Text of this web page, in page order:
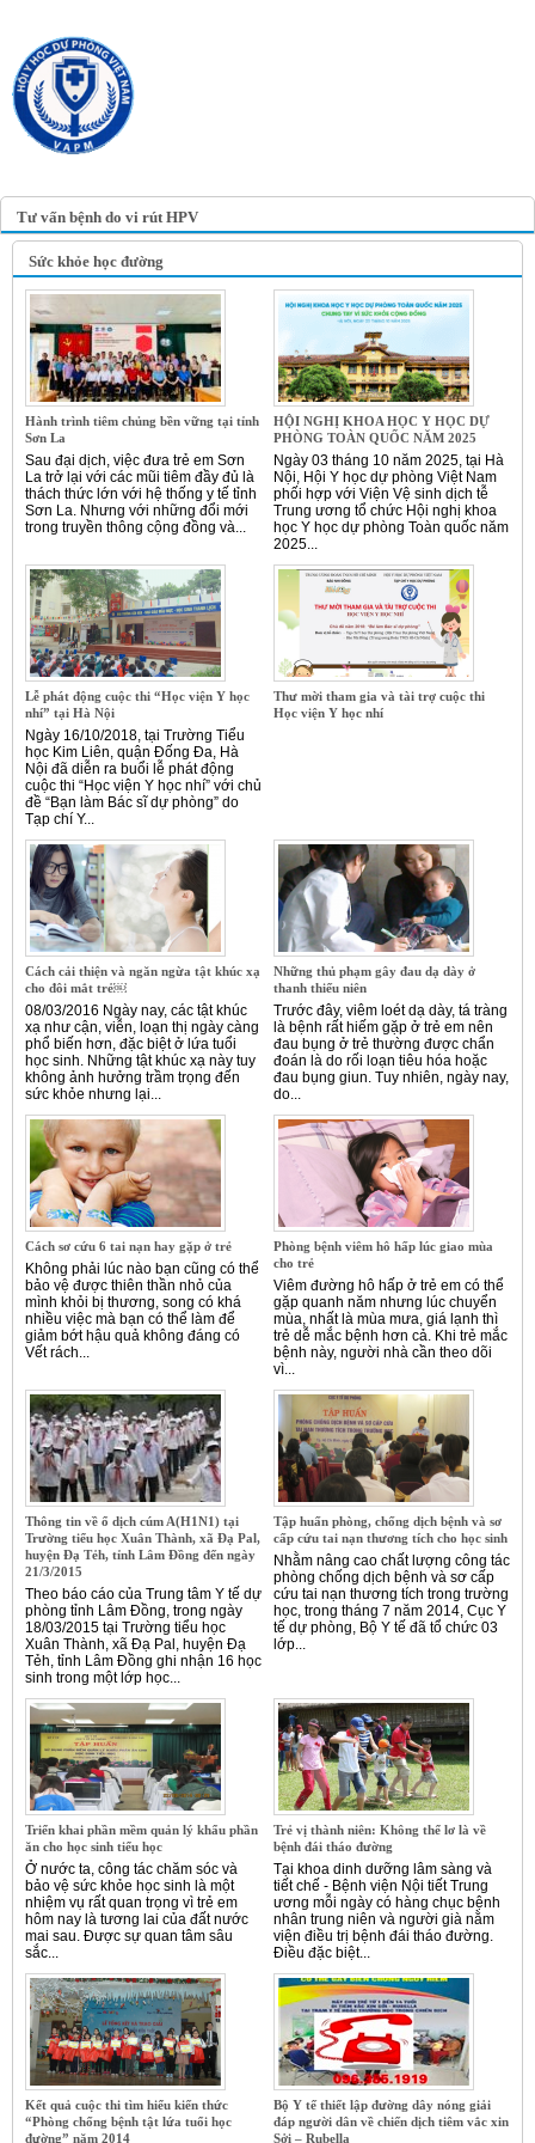
Tư vấn bệnh do vi rút HPV
Sức khỏe học đường
Hành trình tiêm chủng bền vững tại tỉnh
Sơn La
Sau đại dịch, việc đưa trẻ em Sơn
La trở lại với các mũi tiêm đầy đủ là
thách thức lớn với hệ thống y tế tỉnh
Sơn La. Nhưng với những đổi mới
trong truyền thông cộng đồng và...
HỘI NGHỊ KHOA HỌC Y HỌC DỰ
PHÒNG TOÀN QUỐC NĂM 2025
Ngày 03 tháng 10 năm 2025, tại Hà
Nội, Hội Y học dự phòng Việt Nam
phối hợp với Viện Vệ sinh dịch tễ
Trung ương tổ chức Hội nghị khoa
học Y học dự phòng Toàn quốc năm
2025...
Lễ phát động cuộc thi “Học viện Y học
nhí” tại Hà Nội
Ngày 16/10/2018, tại Trường Tiểu
học Kim Liên, quận Đống Đa, Hà
Nội đã diễn ra buổi lễ phát động
cuộc thi “Học viện Y học nhí” với chủ
đề “Bạn làm Bác sĩ dự phòng” do
Tạp chí Y...
Thư mời tham gia và tài trợ cuộc thi
Học viện Y học nhí
Cách cải thiện và ngăn ngừa tật khúc xạ
cho đôi mắt trẻ￼
08/03/2016 Ngày nay, các tật khúc
xạ như cận, viễn, loạn thị ngày càng
phổ biến hơn, đặc biệt ở lứa tuổi
học sinh. Những tật khúc xạ này tuy
không ảnh hưởng trầm trọng đến
sức khỏe nhưng lại...
Những thủ phạm gây đau dạ dày ở
thanh thiếu niên
Trước đây, viêm loét dạ dày, tá tràng
là bệnh rất hiếm gặp ở trẻ em nên
đau bụng ở trẻ thường được chẩn
đoán là do rối loạn tiêu hóa hoặc
đau bụng giun. Tuy nhiên, ngày nay,
do...
Cách sơ cứu 6 tai nạn hay gặp ở trẻ
Không phải lúc nào bạn cũng có thể
bảo vệ được thiên thần nhỏ của
mình khỏi bị thương, song có khá
nhiều việc mà bạn có thể làm để
giảm bớt hậu quả không đáng có
Vết rách...
Phòng bệnh viêm hô hấp lúc giao mùa
cho trẻ
Viêm đường hô hấp ở trẻ em có thể
gặp quanh năm nhưng lúc chuyển
mùa, nhất là mùa mưa, giá lạnh thì
trẻ dễ mắc bệnh hơn cả. Khi trẻ mắc
bệnh này, người nhà cần theo dõi
vì...
Thông tin về ổ dịch cúm A(H1N1) tại
Trường tiểu học Xuân Thành, xã Đạ Pal,
huyện Đạ Tẻh, tỉnh Lâm Đồng đến ngày
21/3/2015
Theo báo cáo của Trung tâm Y tế dự
phòng tỉnh Lâm Đồng, trong ngày
18/03/2015 tại Trường tiểu học
Xuân Thành, xã Đạ Pal, huyện Đạ
Tẻh, tỉnh Lâm Đồng ghi nhận 16 học
sinh trong một lớp học...
Tập huấn phòng, chống dịch bệnh và sơ
cấp cứu tai nạn thương tích cho học sinh
Nhằm nâng cao chất lượng công tác
phòng chống dịch bệnh và sơ cấp
cứu tai nạn thương tích trong trường
học, trong tháng 7 năm 2014, Cục Y
tế dự phòng, Bộ Y tế đã tổ chức 03
lớp...
Triển khai phần mềm quản lý khẩu phần
ăn cho học sinh tiểu học
Ở nước ta, công tác chăm sóc và
bảo vệ sức khỏe học sinh là một
nhiệm vụ rất quan trọng vì trẻ em
hôm nay là tương lai của đất nước
mai sau. Được sự quan tâm sâu
sắc...
Trẻ vị thành niên: Không thể lơ là về
bệnh đái tháo đường
Tại khoa dinh dưỡng lâm sàng và
tiết chế - Bệnh viện Nội tiết Trung
ương mỗi ngày có hàng chục bệnh
nhân trung niên và người già nằm
viện điều trị bệnh đái tháo đường.
Điều đặc biệt...
Kết quả cuộc thi tìm hiểu kiến thức
“Phòng chống bệnh tật lứa tuổi học
đường” năm 2014
Bộ Y tế thiết lập đường dây nóng giải
đáp người dân về chiến dịch tiêm vắc xin
Sởi – Rubella